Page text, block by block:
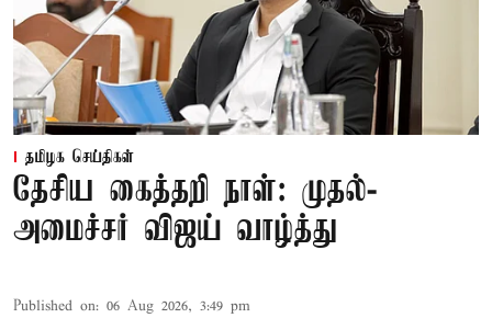
தமிழக செய்திகள்
தேசிய கைத்தறி நாள்: முதல்-
அமைச்சர் விஜய் வாழ்த்து
Published on: 06 Aug 2026, 3:49 pm